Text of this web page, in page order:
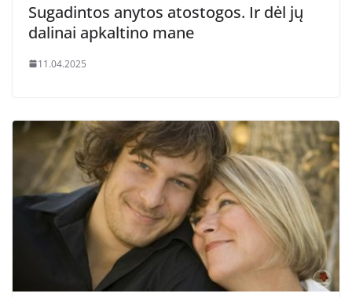
Sugadintos anytos atostogos. Ir dėl jų
dalinai apkaltino mane
11.04.2025